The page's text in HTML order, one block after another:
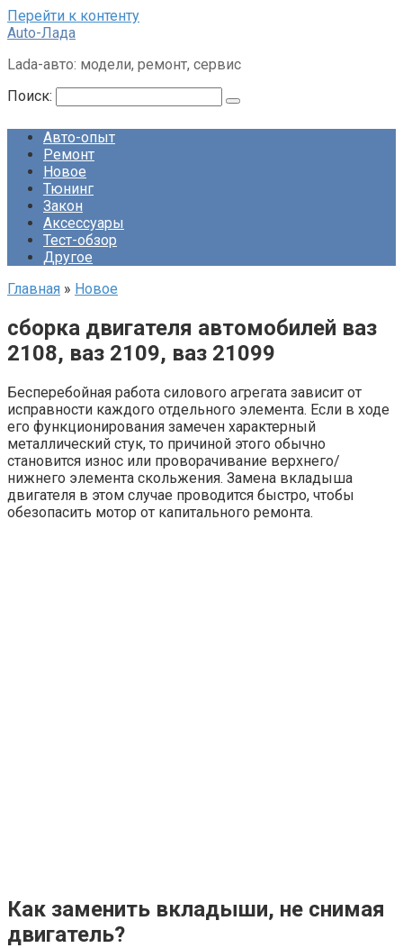
Перейти к контенту
Auto-Лада
Lada-авто: модели, ремонт, сервис
Поиск:
Авто-опыт
Ремонт
Новое
Тюнинг
Закон
Аксессуары
Тест-обзор
Другое
Главная » Новое
сборка двигателя автомобилей ваз
2108, ваз 2109, ваз 21099
Бесперебойная работа силового агрегата зависит от
исправности каждого отдельного элемента. Если в ходе
его функционирования замечен характерный
металлический стук, то причиной этого обычно
становится износ или проворачивание верхнего/
нижнего элемента скольжения. Замена вкладыша
двигателя в этом случае проводится быстро, чтобы
обезопасить мотор от капитального ремонта.
Как заменить вкладыши, не снимая
двигатель?